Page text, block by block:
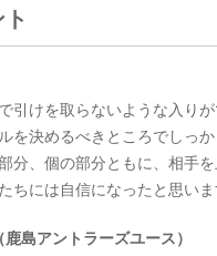
引けを取らないような入り
を決めるべきところでしっ
分、個の部分ともに、相手
ちには自信になったと思いま
島アントラーズユース）